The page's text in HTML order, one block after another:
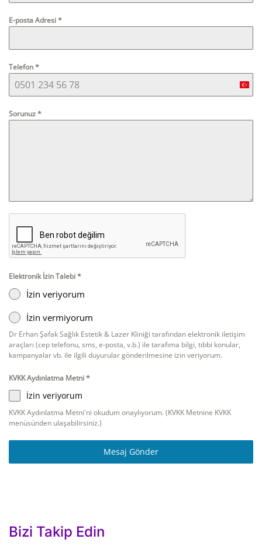
E-posta Adresi*
Telefon*
Sorunuz*
Elektronik İzin Talebi*
İzin veriyorum
İzin vermiyorum
Dr Erhan Şafak Sağlık Estetik & Lazer Kliniği tarafından elektronik iletişim
araçları (cep telefonu, sms, e-posta, v.b.) ile tarafıma bilgi, tıbbi konular,
kampanyalar vb. ile ilgili duyurular gönderilmesine izin veriyorum.
KVKK Aydınlatma Metni*
İzin veriyorum
KVKK Aydınlatma Metni'ni okudum onaylıyorum. (KVKK Metnine KVKK
menüsünden ulaşabilirsiniz.)
Mesaj Gönder
Bizi Takip Edin